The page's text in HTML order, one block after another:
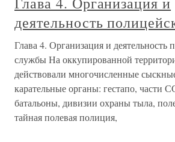
деятельность
Глава 4. Организация и деятельность
службы На оккупированной
действовали многочисленные
карательные органы: гестапо, части
батальоны, дивизии охраны тыла,
тайная полевая полиция,